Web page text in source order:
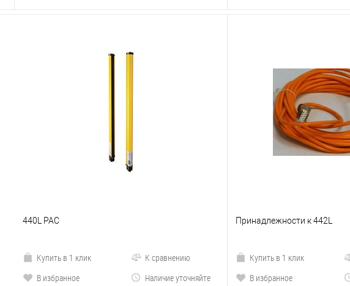
440L PAC
Купить в 1 клик
К сравнению
В избранное
Наличие уточняйте
Принадлежности к 442L
Купить в 1 клик
В избранное